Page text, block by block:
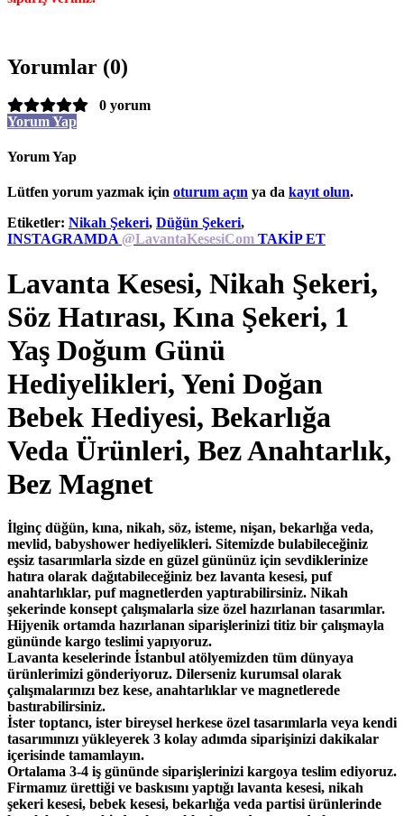
Yorumlar (0)
0 yorum
Yorum Yap
Yorum Yap
Lütfen yorum yazmak için oturum açın ya da kayıt olun.
Etiketler: Nikah Şekeri, Düğün Şekeri,
INSTAGRAMDA @LavantaKesesiCom TAKİP ET
Lavanta Kesesi, Nikah Şekeri,
Söz Hatırası, Kına Şekeri, 1
Yaş Doğum Günü
Hediyelikleri, Yeni Doğan
Bebek Hediyesi, Bekarlığa
Veda Ürünleri, Bez Anahtarlık,
Bez Magnet
İlginç düğün, kına, nikah, söz, isteme, nişan, bekarlığa veda,
mevlid, babyshower hediyelikleri. Sitemizde bulabileceğiniz
eşsiz tasarımlarla sizde en güzel gününüz için sevdiklerinize
hatıra olarak dağıtabileceğiniz bez lavanta kesesi, puf
anahtarlıklar, puf magnetlerden yaptırabilirsiniz. Nikah
şekerinde konsept çalışmalarla size özel hazırlanan tasarımlar.
Hijyenik ortamda hazırlanan siparişlerinizi titiz bir çalışmayla
gününde kargo teslimi yapıyoruz.
Lavanta keselerinde İstanbul atölyemizden tüm dünyaya
ürünlerimizi gönderiyoruz. Dilerseniz kurumsal olarak
çalışmalarınızı bez kese, anahtarlıklar ve magnetlerede
bastırabilirsiniz.
İster toptancı, ister bireysel herkese özel tasarımlarla veya kendi
tasarımınızı yükleyerek 3 kolay adımda siparişinizi dakikalar
içerisinde tamamlayın.
Ortalama 3-4 iş gününde siparişlerinizi kargoya teslim ediyoruz.
Firmamız ürettiği ve baskısını yaptığı lavanta kesesi, nikah
şekeri kesesi, bebek kesesi, bekarlığa veda partisi ürünlerinde